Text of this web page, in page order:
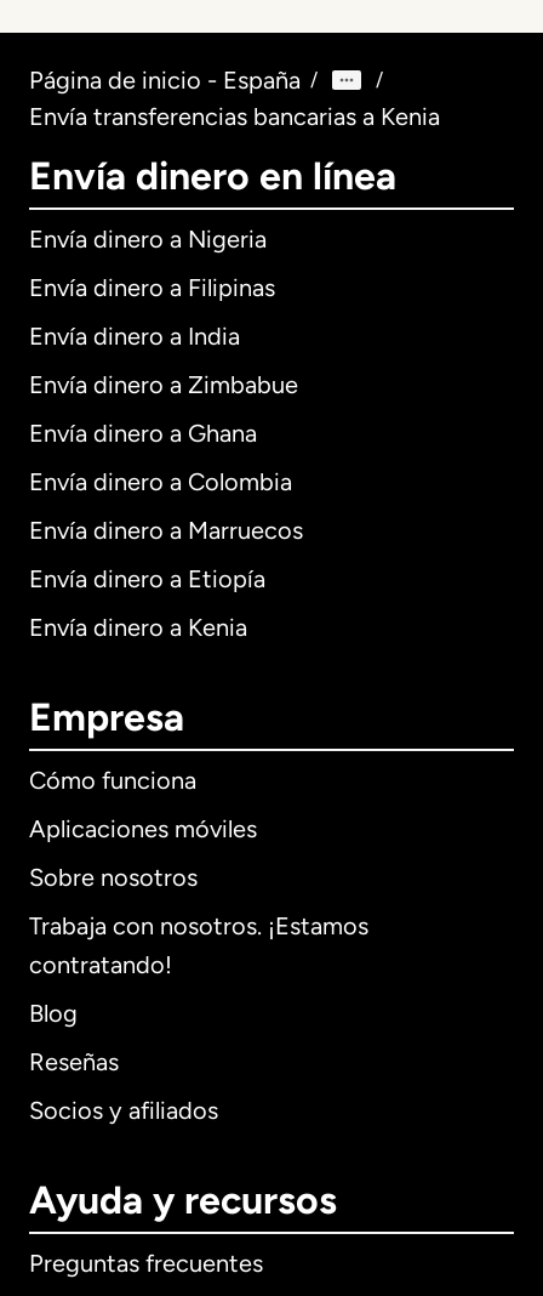
Página de inicio - España / /
Envía transferencias bancarias a Kenia
Envía dinero en línea
Envía dinero a Nigeria
Envía dinero a Filipinas
Envía dinero a India
Envía dinero a Zimbabue
Envía dinero a Ghana
Envía dinero a Colombia
Envía dinero a Marruecos
Envía dinero a Etiopía
Envía dinero a Kenia
Empresa
Cómo funciona
Aplicaciones móviles
Sobre nosotros
Trabaja con nosotros. ¡Estamos
contratando!
Blog
Reseñas
Socios y afiliados
Ayuda y recursos
Preguntas frecuentes